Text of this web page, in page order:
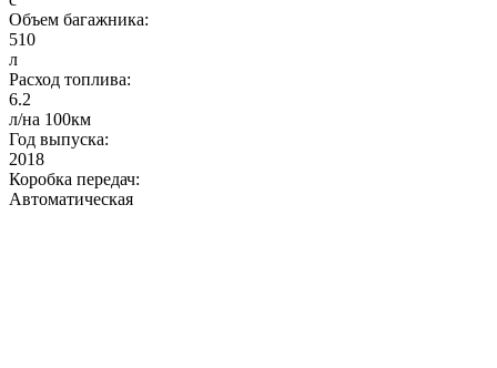
Объем багажника:
510
л
Расход топлива:
6.2
л/на 100км
Год выпуска:
2018
Коробка передач:
Автоматическая